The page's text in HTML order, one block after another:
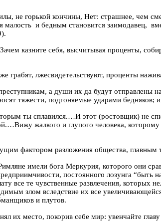
не горькой кончины, Нет: страшнее, чем
малость и бедным становится заимодавец,
казните себя, высчитывая проценты,
грабят, лжесвидетельствуют, проценты
а души их да будут отправлены
тяжести, подгоняемые ударами бедняков;
ты сплавился.…И этот (ростовщик) не
жалкого и глупого человека,
фактором разложения общества, главным
имели бога Меркурия, которого они
постоянного лозунга “быть
все те чувственные развлечения, которых
злом вследствие их все
и плутов.
их место, покорив себе мир: увенчайте